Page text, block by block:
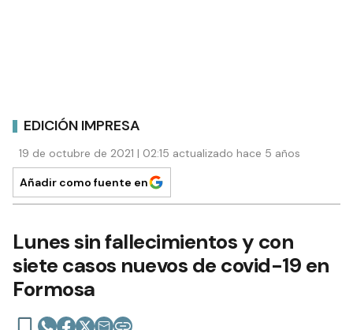
EDICIÓN IMPRESA
19 de octubre de 2021 | 02:15 actualizado hace 5 años
Añadir como fuente en
Lunes sin fallecimientos y con
siete casos nuevos de covid-19 en
Formosa